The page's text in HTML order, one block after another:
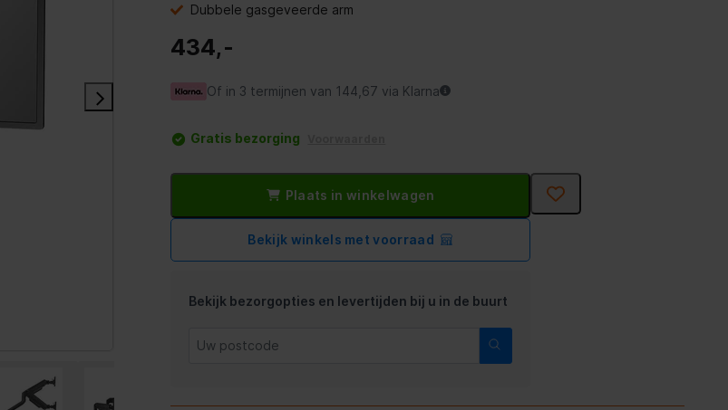
Dubbele gasgeveerde arm
434,-
Of in 3 termijnen van 144,67 via Klarna
Gratis bezorging
Plaats in winkelwagen
Bekijk winkels met voorraad
Bekijk bezorgopties en levertijden bij u in de buurt